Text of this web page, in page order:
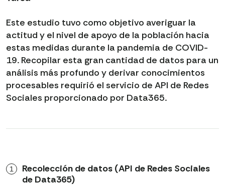
Este estudio tuvo como objetivo averiguar la
actitud y el nivel de apoyo de la población hacia
estas medidas durante la pandemia de COVID-
19. Recopilar esta gran cantidad de datos para un
análisis más profundo y derivar conocimientos
procesables requirió el servicio de API de Redes
Sociales proporcionado por Data365.
Recolección de datos (API de Redes Sociales
de Data365)